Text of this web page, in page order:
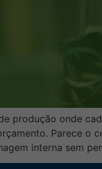
produção onde
Parece o
interna sem